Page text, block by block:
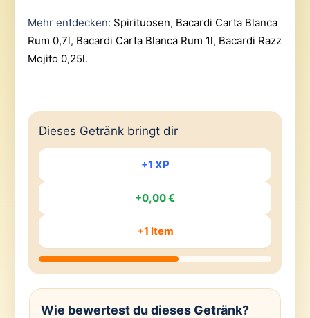
Mehr entdecken: Spirituosen, Bacardi Carta Blanca
Rum 0,7l, Bacardi Carta Blanca Rum 1l, Bacardi Razz
Mojito 0,25l.
Dieses Getränk bringt dir
+1 XP
+0,00 €
+1 Item
Wie bewertest du dieses Getränk?